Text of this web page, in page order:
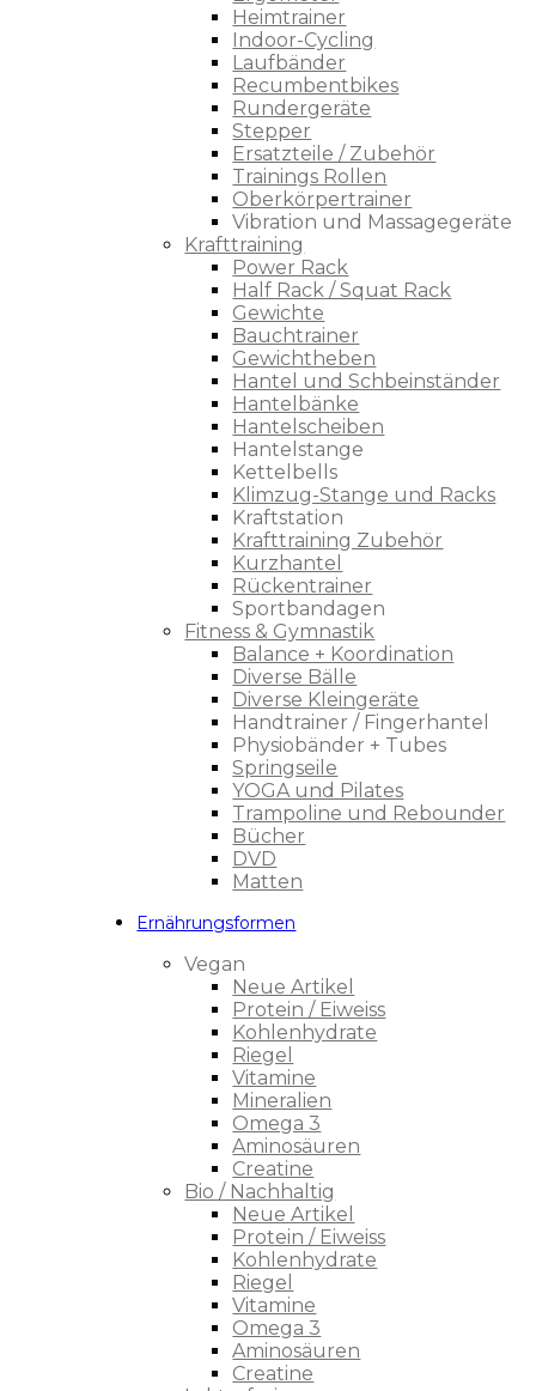
Heimtrainer
Indoor-Cycling
Laufbänder
Recumbentbikes
Rundergeräte
Stepper
Ersatzteile / Zubehör
Trainings Rollen
Oberkörpertrainer
Vibration und Massagegeräte
Krafttraining
Power Rack
Half Rack / Squat Rack
Gewichte
Bauchtrainer
Gewichtheben
Hantel und Schbeinständer
Hantelbänke
Hantelscheiben
Hantelstange
Kettelbells
Klimzug-Stange und Racks
Kraftstation
Krafttraining Zubehör
Kurzhantel
Rückentrainer
Sportbandagen
Fitness & Gymnastik
Balance + Koordination
Diverse Bälle
Diverse Kleingeräte
Handtrainer / Fingerhantel
Physiobänder + Tubes
Springseile
YOGA und Pilates
Trampoline und Rebounder
Bücher
DVD
Matten
Ernährungsformen
Vegan
Neue Artikel
Protein / Eiweiss
Kohlenhydrate
Riegel
Vitamine
Mineralien
Omega 3
Aminosäuren
Creatine
Bio / Nachhaltig
Neue Artikel
Protein / Eiweiss
Kohlenhydrate
Riegel
Vitamine
Omega 3
Aminosäuren
Creatine